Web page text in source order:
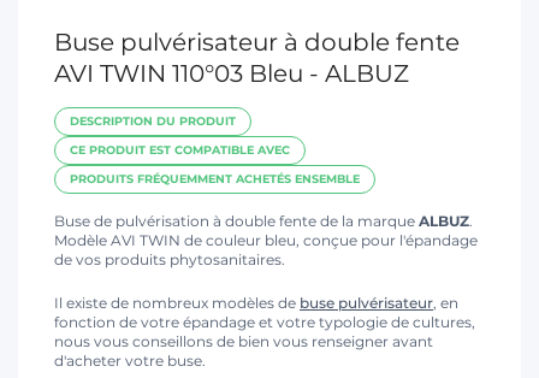
Buse pulvérisateur à double fente
AVI TWIN 110°03 Bleu - ALBUZ
DESCRIPTION DU PRODUIT
CE PRODUIT EST COMPATIBLE AVEC
PRODUITS FRÉQUEMMENT ACHETÉS ENSEMBLE
Buse de pulvérisation à double fente de la marque ALBUZ.
Modèle AVI TWIN de couleur bleu, conçue pour l'épandage
de vos produits phytosanitaires.
Il existe de nombreux modèles de buse pulvérisateur, en
fonction de votre épandage et votre typologie de cultures,
nous vous conseillons de bien vous renseigner avant
d'acheter votre buse.